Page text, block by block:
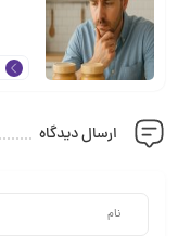
ارسال دیدگاه